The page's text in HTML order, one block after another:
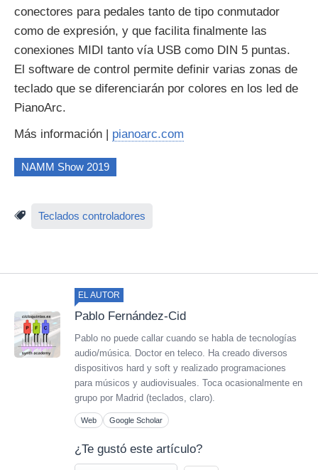
conectores para pedales tanto de tipo conmutador
como de expresión, y que facilita finalmente las
conexiones MIDI tanto vía USB como DIN 5 puntas.
El software de control permite definir varias zonas de
teclado que se diferenciarán por colores en los led de
PianoArc.
Más información | pianoarc.com
NAMM Show 2019
Teclados controladores
EL AUTOR
Pablo Fernández-Cid
Pablo no puede callar cuando se habla de tecnologías
audio/música. Doctor en teleco. Ha creado diversos
dispositivos hard y soft y realizado programaciones
para músicos y audiovisuales. Toca ocasionalmente en
grupo por Madrid (teclados, claro).
Web Google Scholar
¿Te gustó este artículo?